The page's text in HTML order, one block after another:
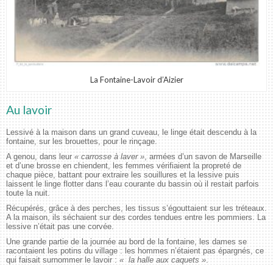
La Fontaine-Lavoir d’Aizier
Au lavoir
Lessivé à la maison dans un grand cuveau, le linge était descendu à la
fontaine, sur les brouettes, pour le rinçage.
A genou, dans leur « carrosse à laver » , armées d’un savon de Marseille
et d’une brosse en chiendent, les femmes vérifiaient la propreté de
chaque pièce, battant pour extraire les souillures et la lessive puis
laissent le linge flotter dans l’eau courante du bassin où il restait parfois
toute la nuit.
Récupérés, grâce à des perches, les tissus s’égouttaient sur les tréteaux.
A la maison, ils séchaient sur des cordes tendues entre les pommiers. La
lessive n’était pas une corvée.
Une grande partie de la journée au bord de la fontaine, les dames se
racontaient les potins du village : les hommes n’étaient pas épargnés, ce
qui faisait surnommer le lavoir : « la halle aux caquets »